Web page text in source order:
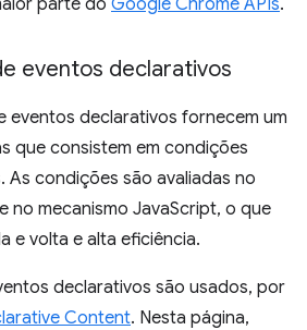
parte do Google Chrome APIs.
eventos declarativos
eventos declarativos fornecem um
que consistem em condições
As condições são avaliadas no
no mecanismo JavaScript, o que
e volta e alta eficiência.
declarativos são usados, por
Content. Nesta página,